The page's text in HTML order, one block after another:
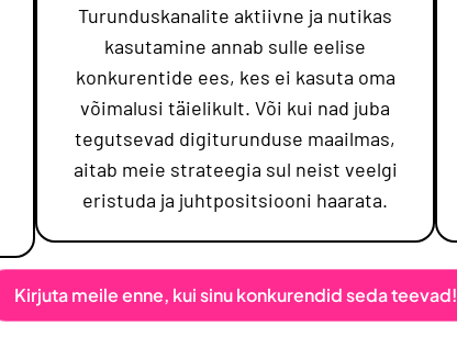
Turunduskanalite aktiivne ja nutikas
kasutamine annab sulle eelise
konkurentide ees, kes ei kasuta oma
võimalusi täielikult. Või kui nad juba
tegutsevad digiturunduse maailmas,
aitab meie strateegia sul neist veelgi
eristuda ja juhtpositsiooni haarata.
Kirjuta meile enne, kui sinu konkurendid seda teevad!